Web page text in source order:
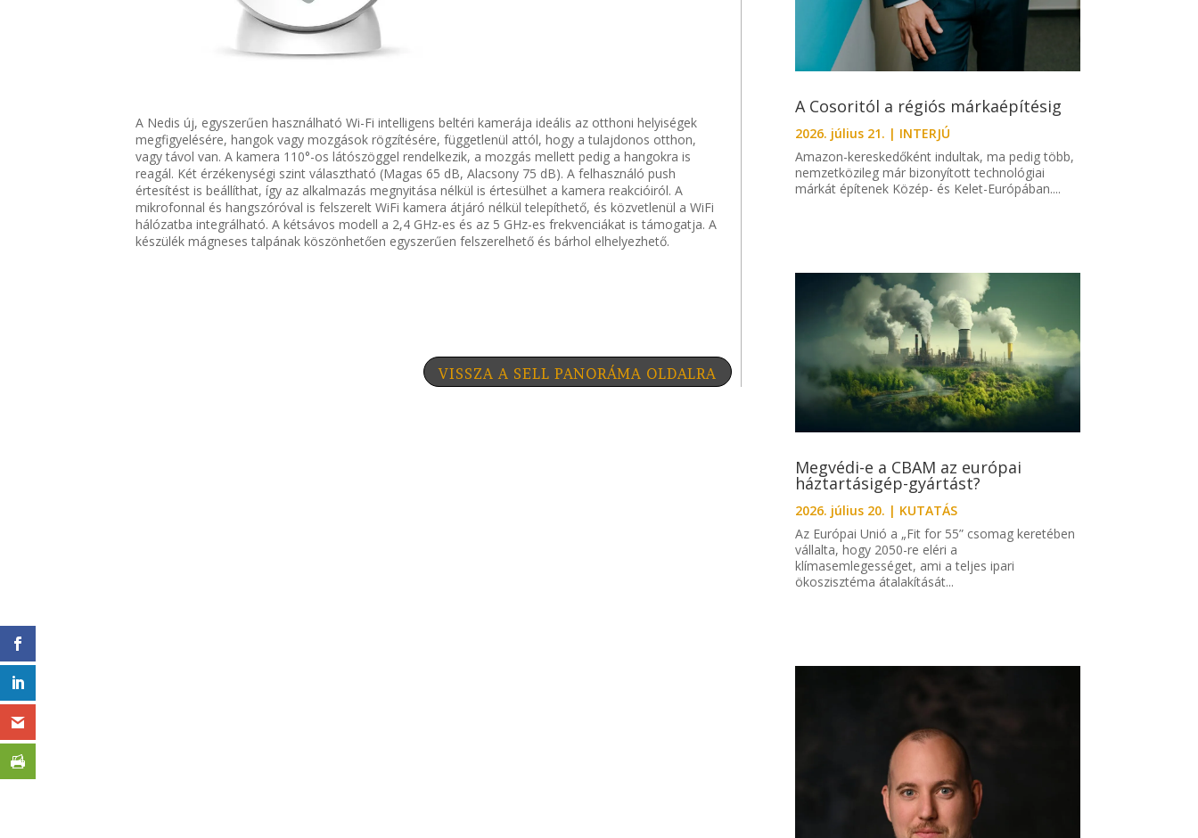
A Nedis új, egyszerűen használható Wi-Fi intelligens beltéri kamerája ideális az otthoni helyiségek
megfigyelésére, hangok vagy mozgások rögzítésére, függetlenül attól, hogy a tulajdonos otthon,
vagy távol van. A kamera 110°-os látószöggel rendelkezik, a mozgás mellett pedig a hangokra is
reagál. Két érzékenységi szint választható (Magas 65 dB, Alacsony 75 dB). A felhasználó push
értesítést is beállíthat, így az alkalmazás megnyitása nélkül is értesülhet a kamera reakcióiról. A
mikrofonnal és hangszóróval is felszerelt WiFi kamera átjáró nélkül telepíthető, és közvetlenül a WiFi
hálózatba integrálható. A kétsávos modell a 2,4 GHz-es és az 5 GHz-es frekvenciákat is támogatja. A
készülék mágneses talpának köszönhetően egyszerűen felszerelhető és bárhol elhelyezhető.
VISSZA A SELL PANORÁMA OLDALRA
A Cosoritól a régiós márkaépítésig
2026. július 21. | INTERJÚ
Amazon-kereskedőként indultak, ma pedig több,
nemzetközileg már bizonyított technológiai
márkát építenek Közép- és Kelet-Európában....
Megvédi-e a CBAM az európai
háztartásigép-gyártást?
2026. július 20. | KUTATÁS
Az Európai Unió a „Fit for 55” csomag keretében
vállalta, hogy 2050-re eléri a
klímasemlegességet, ami a teljes ipari
ökoszisztéma átalakítását...